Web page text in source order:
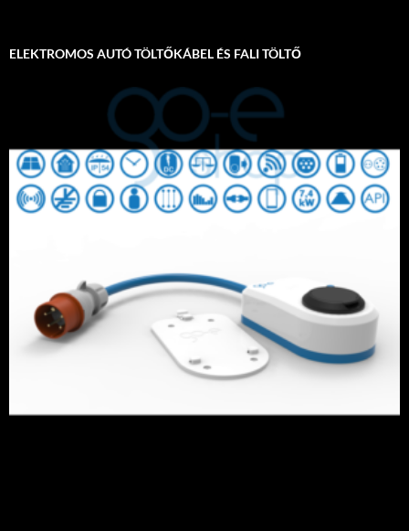
ELEKTROMOS AUTÓ TÖLTŐKÁBEL ÉS FALI TÖLTŐ